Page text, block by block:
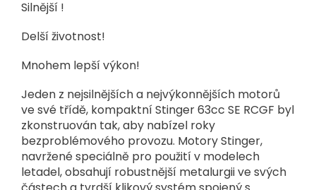
Silnější !
Delší životnost!
Mnohem lepší výkon!
Jeden z nejsilnějších a nejvýkonnějších motorů
ve své třídě, kompaktní Stinger 63cc SE RCGF byl
zkonstruován tak, aby nabízel roky
bezproblémového provozu. Motory Stinger,
navržené speciálně pro použití v modelech
letadel, obsahují robustnější metalurgii ve svých